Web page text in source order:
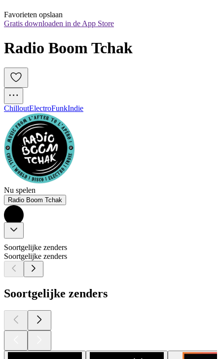
Favorieten opslaan
Gratis downloaden in de App Store
Radio Boom Tchak
ChilloutElectroFunkIndie
Nu spelen
Radio Boom Tchak
Soortgelijke zenders
Soortgelijke zenders
Soortgelijke zenders